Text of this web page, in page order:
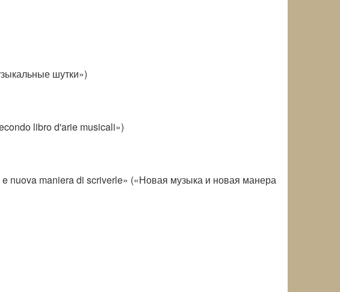
шутки»)
libro d'arie musicali»)
nuova maniera di scriverle» («Новая музыка и новая манера